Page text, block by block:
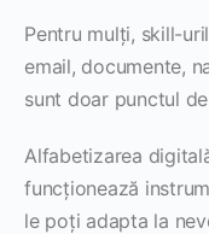
Pentru mulți, skill-
email, documente,
sunt doar punctul
Alfabetizarea
funcționează
le poți adapta la